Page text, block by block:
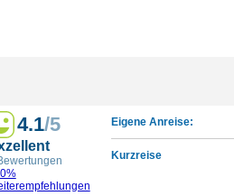
4.1/5 Eigene Anreise:
Kurzreise